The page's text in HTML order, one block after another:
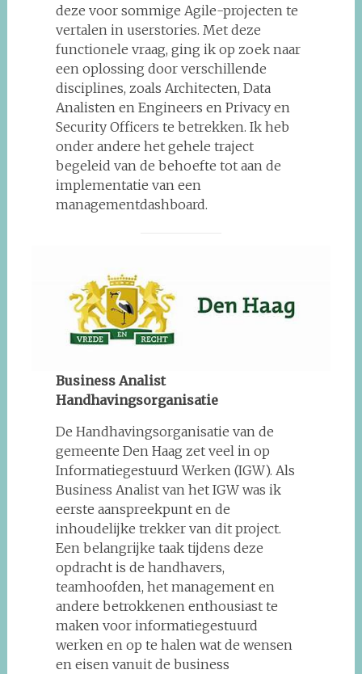
deze voor sommige Agile-projecten te
vertalen in userstories. Met deze
functionele vraag, ging ik op zoek naar
een oplossing door verschillende
disciplines, zoals Architecten, Data
Analisten en Engineers en Privacy en
Security Officers te betrekken. Ik heb
onder andere het gehele traject
begeleid van de behoefte tot aan de
implementatie van een
managementdashboard.
Business Analist
Handhavingsorganisatie
De Handhavingsorganisatie van de
gemeente Den Haag zet veel in op
Informatiegestuurd Werken (IGW). Als
Business Analist van het IGW was ik
eerste aanspreekpunt en de
inhoudelijke trekker van dit project.
Een belangrijke taak tijdens deze
opdracht is de handhavers,
teamhoofden, het management en
andere betrokkenen enthousiast te
maken voor informatiegestuurd
werken en op te halen wat de wensen
en eisen vanuit de business